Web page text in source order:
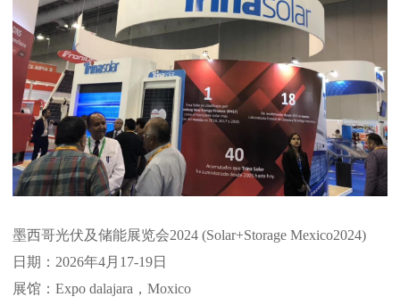
墨西哥光伏及储能展览会2024 (Solar+Storage Mexico2024)
日期：2026年4月17-19日
展馆：Expo dalajara，Moxico